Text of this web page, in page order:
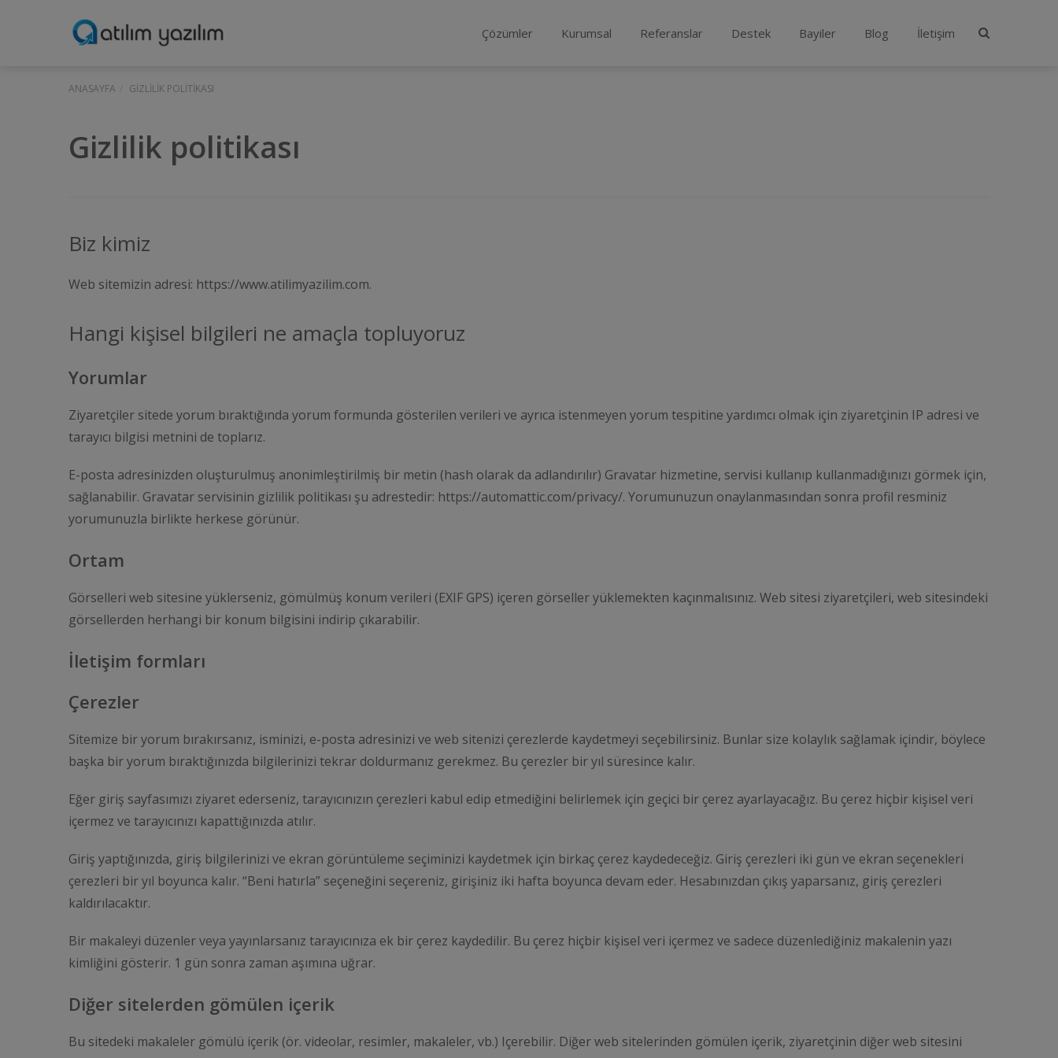
Çözümler Kurumsal Referanslar Destek Bayiler Blog İletişim
ANASAYFA GIZLILIK POLITIKASI
Gizlilik politikası
Biz kimiz
Web sitemizin adresi: https://www.atilimyazilim.com.
Hangi kişisel bilgileri ne amaçla topluyoruz
Yorumlar
Ziyaretçiler sitede yorum bıraktığında yorum formunda gösterilen verileri ve ayrıca istenmeyen yorum tespitine yardımcı olmak için ziyaretçinin IP adresi ve
tarayıcı bilgisi metnini de toplarız.
E-posta adresinizden oluşturulmuş anonimleştirilmiş bir metin (hash olarak da adlandırılır) Gravatar hizmetine, servisi kullanıp kullanmadığınızı görmek için,
sağlanabilir. Gravatar servisinin gizlilik politikası şu adrestedir: https://automattic.com/privacy/. Yorumunuzun onaylanmasından sonra profil resminiz
yorumunuzla birlikte herkese görünür.
Ortam
Görselleri web sitesine yüklerseniz, gömülmüş konum verileri (EXIF GPS) içeren görseller yüklemekten kaçınmalısınız. Web sitesi ziyaretçileri, web sitesindeki
görsellerden herhangi bir konum bilgisini indirip çıkarabilir.
İletişim formları
Çerezler
Sitemize bir yorum bırakırsanız, isminizi, e-posta adresinizi ve web sitenizi çerezlerde kaydetmeyi seçebilirsiniz. Bunlar size kolaylık sağlamak içindir, böylece
başka bir yorum bıraktığınızda bilgilerinizi tekrar doldurmanız gerekmez. Bu çerezler bir yıl süresince kalır.
Eğer giriş sayfasımızı ziyaret ederseniz, tarayıcınızın çerezleri kabul edip etmediğini belirlemek için geçici bir çerez ayarlayacağız. Bu çerez hiçbir kişisel veri
içermez ve tarayıcınızı kapattığınızda atılır.
Giriş yaptığınızda, giriş bilgilerinizi ve ekran görüntüleme seçiminizi kaydetmek için birkaç çerez kaydedeceğiz. Giriş çerezleri iki gün ve ekran seçenekleri
çerezleri bir yıl boyunca kalır. “Beni hatırla” seçeneğini seçereniz, girişiniz iki hafta boyunca devam eder. Hesabınızdan çıkış yaparsanız, giriş çerezleri
kaldırılacaktır.
Bir makaleyi düzenler veya yayınlarsanız tarayıcınıza ek bir çerez kaydedilir. Bu çerez hiçbir kişisel veri içermez ve sadece düzenlediğiniz makalenin yazı
kimliğini gösterir. 1 gün sonra zaman aşımına uğrar.
Diğer sitelerden gömülen içerik
Bu sitedeki makaleler gömülü içerik (ör. videolar, resimler, makaleler, vb.) Içerebilir. Diğer web sitelerinden gömülen içerik, ziyaretçinin diğer web sitesini